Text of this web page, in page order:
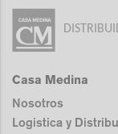
Casa Medina
Nosotros
Logistica y